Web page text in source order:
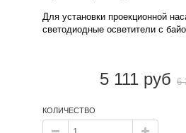
Для установки проекционной
светодиодные осветители с
5 111 руб 6
КОЛИЧЕСТВО